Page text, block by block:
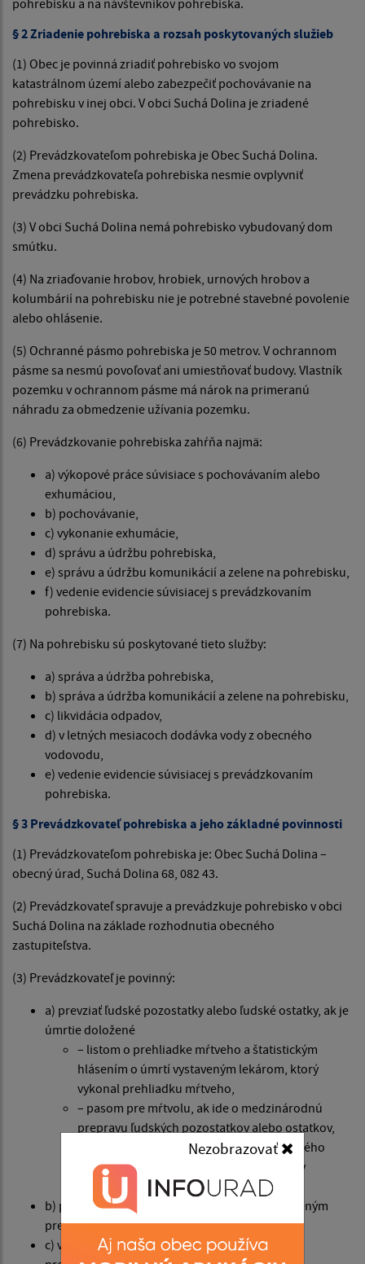
Nezobrazovať
§ 2 Zriadenie pohrebiska a rozsah poskytovaných služieb
(1) Obec je povinná zriadiť pohrebisko vo svojom
katastrálnom území alebo zabezpečiť pochovávanie na
pohrebisku v inej obci. V obci Suchá Dolina je zriadené
pohrebisko.
(2) Prevádzkovateľom pohrebiska je Obec Suchá Dolina.
Zmena prevádzkovateľa pohrebiska nesmie ovplyvniť
prevádzku pohrebiska.
(3) V obci Suchá Dolina nemá pohrebisko vybudovaný dom
smútku.
(4) Na zriaďovanie hrobov, hrobiek, urnových hrobov a
kolumbárií na pohrebisku nie je potrebné stavebné povolenie
alebo ohlásenie.
(5) Ochranné pásmo pohrebiska je 50 metrov. V ochrannom
pásme sa nesmú povoľovať ani umiestňovať budovy. Vlastník
pozemku v ochrannom pásme má nárok na primeranú
náhradu za obmedzenie užívania pozemku.
(6) Prevádzkovanie pohrebiska zahŕňa najmä:
a) výkopové práce súvisiace s pochovávaním alebo
exhumáciou,
b) pochovávanie,
c) vykonanie exhumácie,
d) správu a údržbu pohrebiska,
e) správu a údržbu komunikácií a zelene na pohrebisku,
f) vedenie evidencie súvisiacej s prevádzkovaním
pohrebiska.
(7) Na pohrebisku sú poskytované tieto služby:
a) správa a údržba pohrebiska,
b) správa a údržba komunikácií a zelene na pohrebisku,
c) likvidácia odpadov,
d) v letných mesiacoch dodávka vody z obecného
vodovodu,
e) vedenie evidencie súvisiacej s prevádzkovaním
pohrebiska.
§ 3 Prevádzkovateľ pohrebiska a jeho základné povinnosti
(1) Prevádzkovateľom pohrebiska je: Obec Suchá Dolina –
obecný úrad, Suchá Dolina 68, 082 43.
(2) Prevádzkovateľ spravuje a prevádzkuje pohrebisko v obci
Suchá Dolina na základe rozhodnutia obecného
zastupiteľstva.
(3) Prevádzkovateľ je povinný:
a) prevziať ľudské pozostatky alebo ľudské ostatky, ak je
úmrtie doložené
– listom o prehliadke mŕtveho a štatistickým
hlásením o úmrtí vystaveným lekárom, ktorý
vykonal prehliadku mŕtveho,
– pasom pre mŕtvolu, ak ide o medzinárodnú
prepravu ľudských pozostatkov alebo ostatkov,
– ak ide o podozrenie zo spáchania trestného
činu, vyžaduje sa súhlas orgánu činného v
trestnom konaní,
b) prevádzkovať pohrebisko v súlade so schváleným
prevádzkovým poriadkom pohrebiska,
c) viesť evidenciu hrobových miest a evidenciu